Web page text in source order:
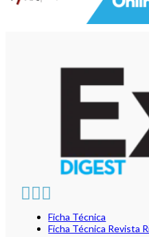
Ficha Técnica
Ficha Técnica Revista